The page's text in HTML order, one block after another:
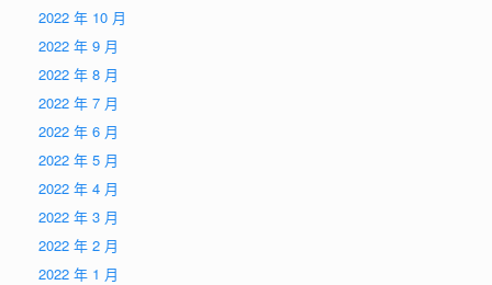
2022 年 10 月
2022 年 9 月
2022 年 8 月
2022 年 7 月
2022 年 6 月
2022 年 5 月
2022 年 4 月
2022 年 3 月
2022 年 2 月
2022 年 1 月